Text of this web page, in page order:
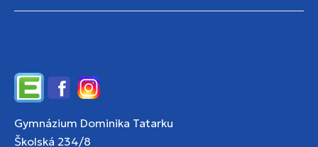
EdupageFacebookInstagram
Gymnázium Dominika Tatarku
Školská 234/8